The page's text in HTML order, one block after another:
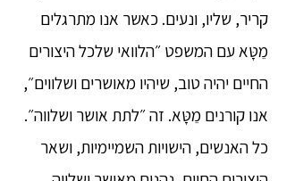
קריר, שליו, ונעים. כאשר אנו מתרגלים
מֵטָּא עם המשפט ״הלוואי שלכל היצורים
החיים יהיה טוב, שיהיו מאושרים ושלווים״,
אנו קורנים מֵטָּא. זה ״לתת אושר ושלווה״.
כל האנשים, הישויות השמיימיות, ושאר